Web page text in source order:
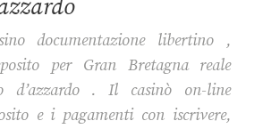
documentazione libertino ,
per Gran Bretagna reale
d’azzardo . Il casinò on-line
e i pagamenti con iscrivere,